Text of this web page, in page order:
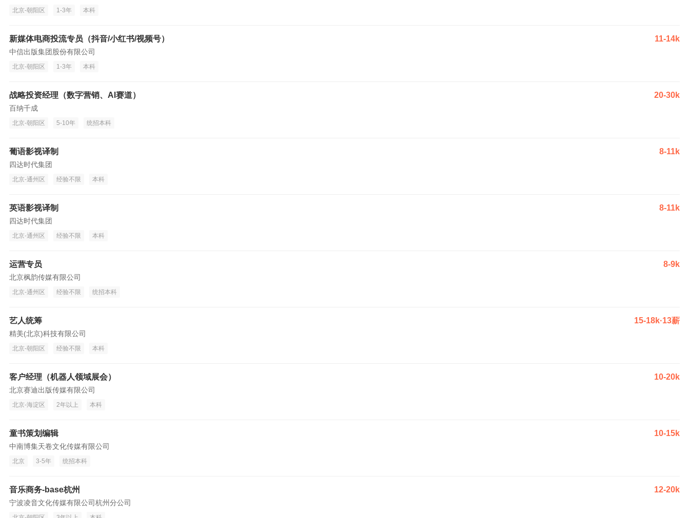
北京-朝阳区 1-3年 本科
新媒体电商投流专员（抖音/小红书/视频号） 11-14k
中信出版集团股份有限公司
北京-朝阳区 1-3年 本科
战略投资经理（数字营销、AI赛道） 20-30k
百纳千成
北京-朝阳区 5-10年 统招本科
葡语影视译制 8-11k
四达时代集团
北京-通州区 经验不限 本科
英语影视译制 8-11k
四达时代集团
北京-通州区 经验不限 本科
运营专员 8-9k
北京枫韵传媒有限公司
北京-通州区 经验不限 统招本科
艺人统筹 15-18k·13薪
精美(北京)科技有限公司
北京-朝阳区 经验不限 本科
客户经理（机器人领域展会） 10-20k
北京赛迪出版传媒有限公司
北京-海淀区 2年以上 本科
童书策划编辑 10-15k
中南博集天卷文化传媒有限公司
北京 3-5年 统招本科
音乐商务-base杭州 12-20k
宁波凌音文化传媒有限公司杭州分公司